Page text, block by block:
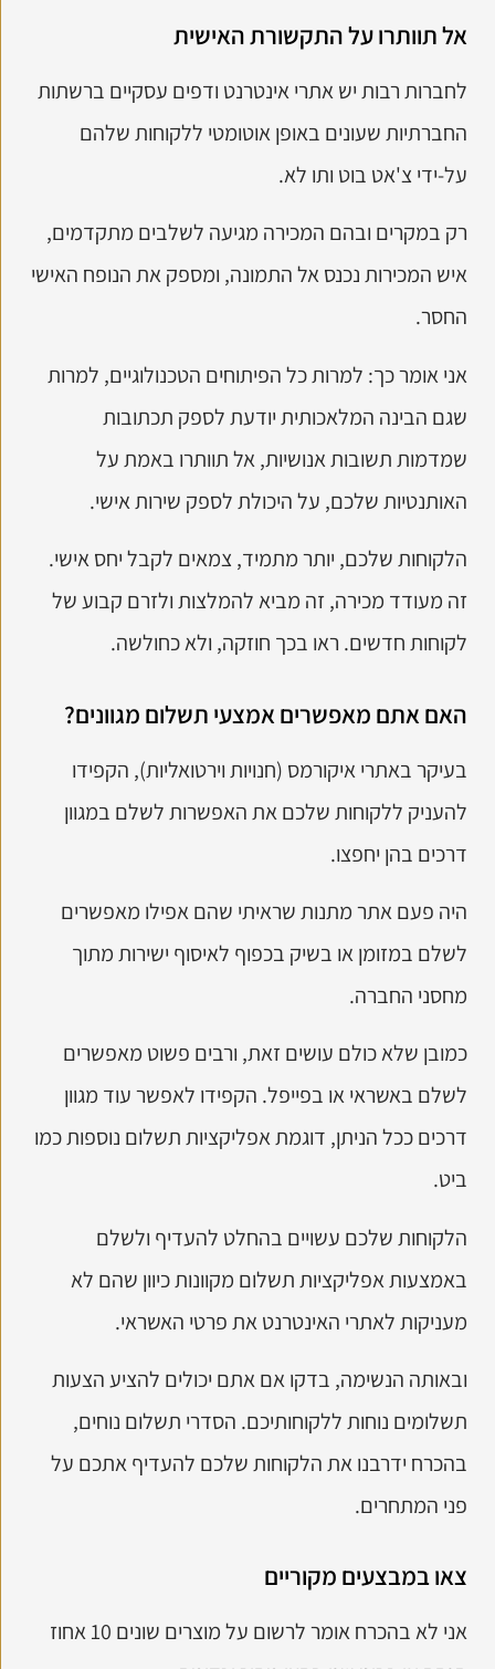
אל תוותרו על התקשורת האישית
לחברות רבות יש אתרי אינטרנט ודפים עסקיים ברשתות
החברתיות שעונים באופן אוטומטי ללקוחות שלהם
על-ידי צ'אט בוט ותו לא.
רק במקרים ובהם המכירה מגיעה לשלבים מתקדמים,
איש המכירות נכנס אל התמונה, ומספק את הנופח האישי
החסר.
אני אומר כך: למרות כל הפיתוחים הטכנולוגיים, למרות
שגם הבינה המלאכותית יודעת לספק תכתובות
שמדמות תשובות אנושיות, אל תוותרו באמת על
האותנטיות שלכם, על היכולת לספק שירות אישי.
הלקוחות שלכם, יותר מתמיד, צמאים לקבל יחס אישי.
זה מעודד מכירה, זה מביא להמלצות ולזרם קבוע של
לקוחות חדשים. ראו בכך חוזקה, ולא כחולשה.
האם אתם מאפשרים אמצעי תשלום מגוונים?
בעיקר באתרי איקורמס (חנויות וירטואליות), הקפידו
להעניק ללקוחות שלכם את האפשרות לשלם במגוון
דרכים בהן יחפצו.
היה פעם אתר מתנות שראיתי שהם אפילו מאפשרים
לשלם במזומן או בשיק בכפוף לאיסוף ישירות מתוך
מחסני החברה.
כמובן שלא כולם עושים זאת, ורבים פשוט מאפשרים
לשלם באשראי או בפייפל. הקפידו לאפשר עוד מגוון
דרכים ככל הניתן, דוגמת אפליקציות תשלום נוספות כמו
ביט.
הלקוחות שלכם עשויים בהחלט להעדיף ולשלם
באמצעות אפליקציות תשלום מקוונות כיוון שהם לא
מעניקות לאתרי האינטרנט את פרטי האשראי.
ובאותה הנשימה, בדקו אם אתם יכולים להציע הצעות
תשלומים נוחות ללקוחותיכם. הסדרי תשלום נוחים,
בהכרח ידרבנו את הלקוחות שלכם להעדיף אתכם על
פני המתחרים.
צאו במבצעים מקוריים
אני לא בהכרח אומר לרשום על מוצרים שונים 10 אחוז